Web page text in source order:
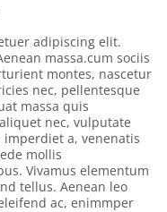
adipiscing elit.
massa.cum sociis
montes, nascetur
nec, pellentesque
massa quis
nec, vulputate
a, venenatis
mollis
Vivamus elementum
tellus. Aenean leo
ac, enimmper